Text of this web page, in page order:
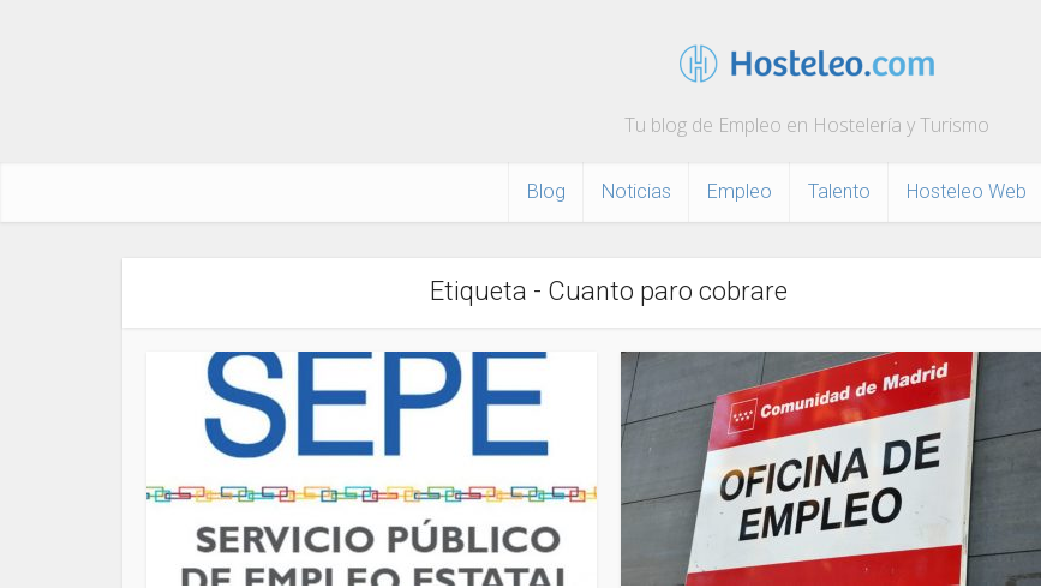
Tu blog de Empleo en Hostelería y Turismo
Blog Noticias Empleo Talento Hosteleo Web
Etiqueta - Cuanto paro cobrare